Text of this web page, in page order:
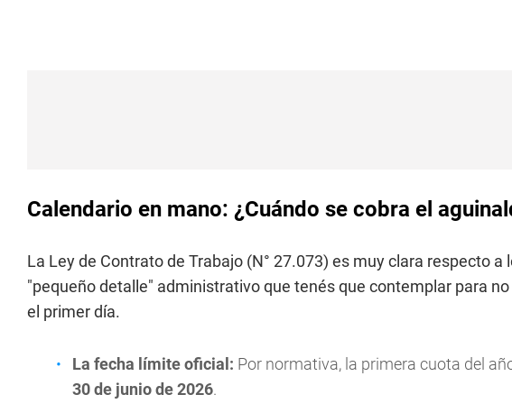
Calendario en mano: ¿Cuándo se cobra el
La Ley de Contrato de Trabajo (N° 27.073) es muy clara respecto
"pequeño detalle" administrativo que tenés que contemplar para
el primer día.
La fecha límite oficial: Por normativa, la primera cuota del
30 de junio de 2026.